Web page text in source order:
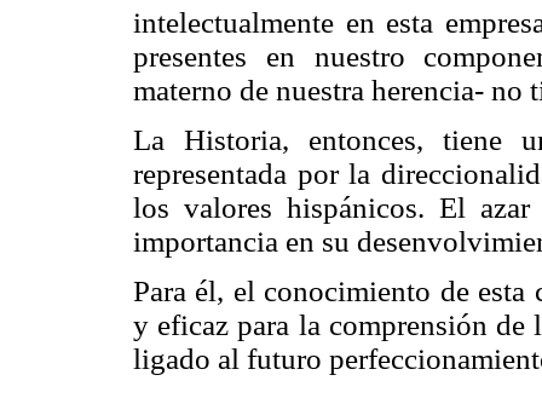
intelectualmente en esta
presentes en nuestro
materno de nuestra herencia- no
La Historia, entonces, tiene
representada por la
los valores hispánicos. El
importancia en su
Para él, el conocimiento de esta
y eficaz para la comprensión
ligado al futuro